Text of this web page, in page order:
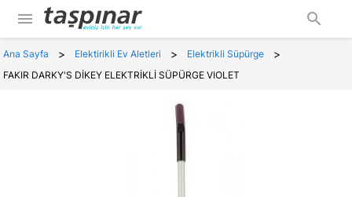
menu search
Ana Sayfa > Elektirikli Ev Aletleri > Elektrikli Süpürge >
FAKIR DARKY'S DİKEY ELEKTRİKLİ SÜPÜRGE VIOLET